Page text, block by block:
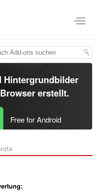
Hintergrundbilder
erstellt.
Free for Android